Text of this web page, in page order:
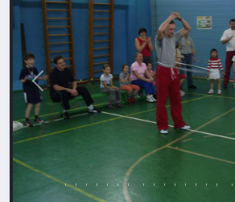
Назад